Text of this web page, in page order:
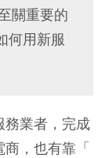
關重要的
何用新服
務業者，完成
，也有靠「